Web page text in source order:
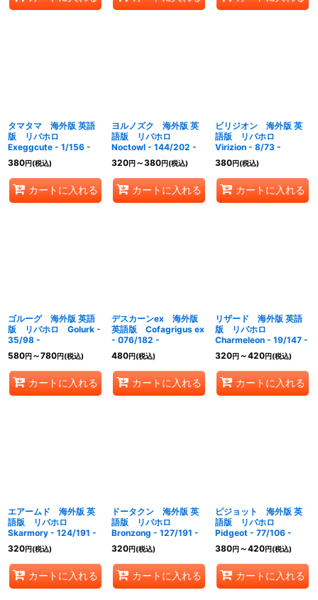
タマタマ 海外版 英語
版 リバホロ
Exeggcute - 1/156 -
380円(税込)
カートに入れる
ヨルノズク 海外版 英
語版 リバホロ
Noctowl - 144/202 -
320円～380円(税込)
カートに入れる
ビリジオン 海外版 英
語版 リバホロ
Virizion - 8/73 -
380円(税込)
カートに入れる
ゴルーグ 海外版 英語
版 リバホロ Golurk -
35/98 -
580円～780円(税込)
カートに入れる
デスカーンex 海外版
英語版 Cofagrigus ex
- 076/182 -
480円(税込)
カートに入れる
リザード 海外版 英語
版 リバホロ
Charmeleon - 19/147 -
320円～420円(税込)
カートに入れる
エアームド 海外版 英
語版 リバホロ
Skarmory - 124/191 -
320円(税込)
カートに入れる
ドータクン 海外版 英
語版 リバホロ
Bronzong - 127/191 -
320円(税込)
カートに入れる
ピジョット 海外版 英
語版 リバホロ
Pidgeot - 77/106 -
380円～420円(税込)
カートに入れる